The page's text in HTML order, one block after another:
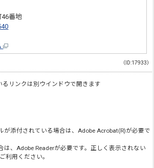
番地
（ID:17933）
るリンクは別ウインドウで開きます
が添付されている場合は、Adobe Acrobat(R)が必要で
は、Adobe Readerが必要です。正しく表示されない
利用ください。